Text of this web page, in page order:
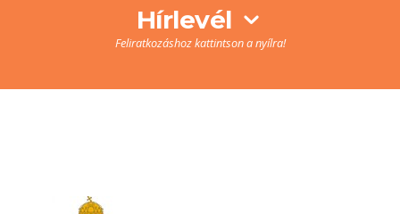
Hírlevél
Feliratkozáshoz kattintson a nyílra!